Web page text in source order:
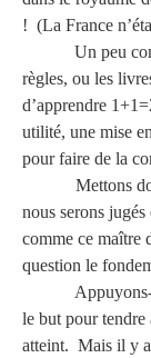
! (La France
Un peu
règles, ou les
d’apprendre
utilité, une mise
pour faire de la
Mettons donc
nous serons
comme ce maître
question le
le but pour tendre
atteint. Mais il y